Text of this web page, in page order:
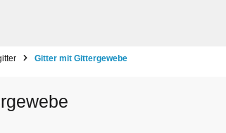
Gitter mit Gittergewebe